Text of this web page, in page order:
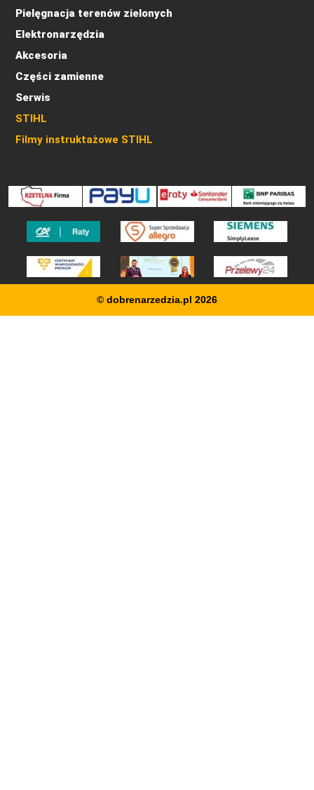
Pielęgnacja terenów zielonych
Elektronarzędzia
Akcesoria
Części zamienne
Serwis
STIHL
Filmy instruktażowe STIHL
© dobrenarzedzia.pl 2026